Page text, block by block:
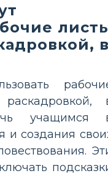
учащимся
и создания